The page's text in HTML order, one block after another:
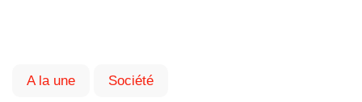
A la une Société